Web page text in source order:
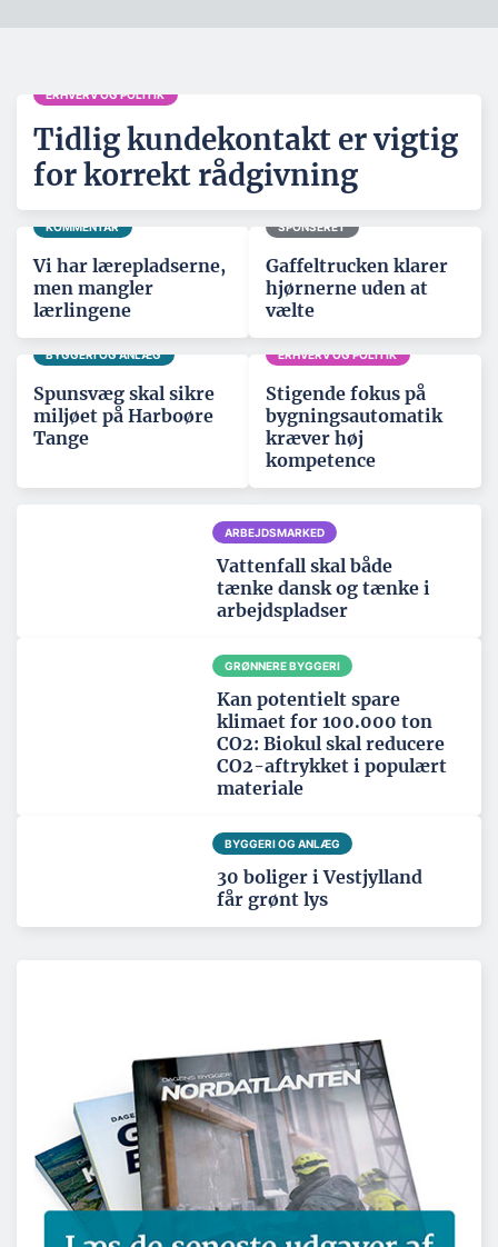
ERHVERV OG POLITIK
Tidlig kundekontakt er vigtig
for korrekt rådgivning
KOMMENTAR
Vi har lærepladserne,
men mangler
lærlingene
SPONSERET
Gaffeltrucken klarer
hjørnerne uden at
vælte
BYGGERI OG ANLÆG
Spunsvæg skal sikre
miljøet på Harboøre
Tange
ERHVERV OG POLITIK
Stigende fokus på
bygningsautomatik
kræver høj
kompetence
ARBEJDSMARKED
Vattenfall skal både
tænke dansk og tænke i
arbejdspladser
GRØNNERE BYGGERI
Kan potentielt spare
klimaet for 100.000 ton
CO2: Biokul skal reducere
CO2-aftrykket i populært
materiale
BYGGERI OG ANLÆG
30 boliger i Vestjylland
får grønt lys